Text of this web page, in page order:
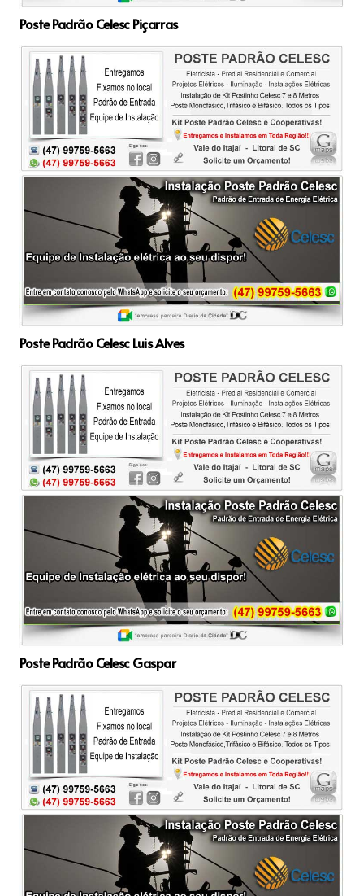
Poste Padrão Celesc Piçarras
Poste Padrão Celesc Luis Alves
Poste Padrão Celesc Gaspar